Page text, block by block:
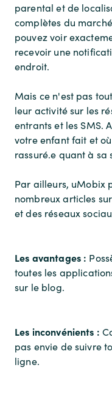
parental et de
complètes du
pouvez voir
recevoir une
endroit.
Mais ce n'est pas
leur activité sur les
entrants et les SMS.
votre enfant fait et
rassuré.e quant à sa
Par ailleurs, uMobix
nombreux articles
et des réseaux
Les avantages :
toutes les
sur le blog.
Les inconvénients :
pas envie de suivre
ligne.